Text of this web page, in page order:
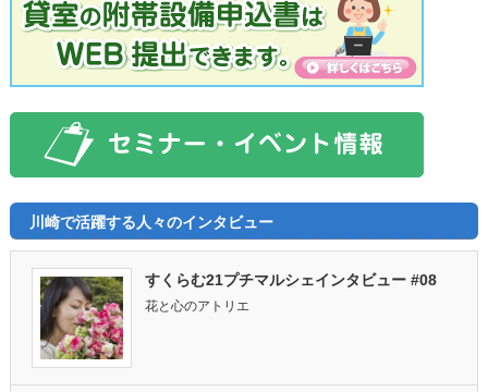
川崎で活躍する人々のインタビュー
すくらむ21プチマルシェインタビュー #08
花と心のアトリエ